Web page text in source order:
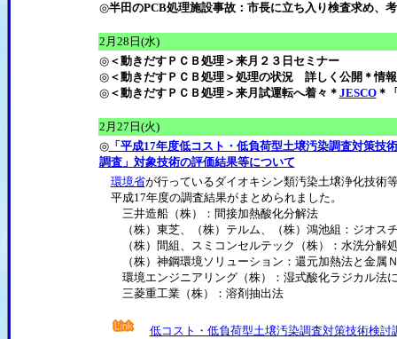
◎半田のPCB処理施設事故：市長に立ち入り検査求め、
2月28日(水)
◎＜動きだすＰＣＢ処理＞来月２３日セミナー
◎＜動きだすＰＣＢ処理＞処理の状況 詳しく公開＊情
◎＜動きだすＰＣＢ処理＞来月試運転へ着々＊ JESCO＊
2月27日(火)
◎「平成17年度低コスト・低負荷型土壌汚染調査対策技
調査」対象技術の評価結果等について
環境省が行っているダイオキシン類汚染土壌浄化技術
平成17年度の調査結果がまとめられました。
三井造船（株）：間接加熱酸化分解法
（株）東芝、（株）テルム、（株）鴻池組：ジオス
（株）間組、スミコンセルテック（株）：水洗分解
（株）神鋼環境ソリューション：還元加熱法と金属
環境エンジニアリング（株）：湿式酸化ラジカル法
三菱重工業（株）：溶剤抽出法
低コスト・低負荷型土壌汚染調査対策技術検討